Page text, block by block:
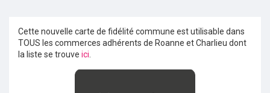
Cette nouvelle carte de fidélité commune est utilisable dans
TOUS les commerces adhérents de Roanne et Charlieu dont
la liste se trouve ici